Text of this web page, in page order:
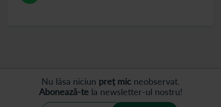
Nu lăsa niciun preț mic neobservat.
Abonează-tela newsletter-ul nostru!